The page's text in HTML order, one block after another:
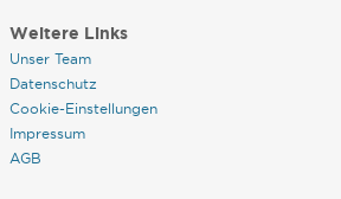
Weitere Links
Unser Team
Datenschutz
Cookie-Einstellungen
Impressum
AGB